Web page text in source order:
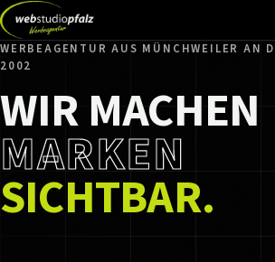
WERBEAGENTUR AUS MÜNCHWEILER AN
2002
WIR MACHEN
MARKEN
SICHTBAR.